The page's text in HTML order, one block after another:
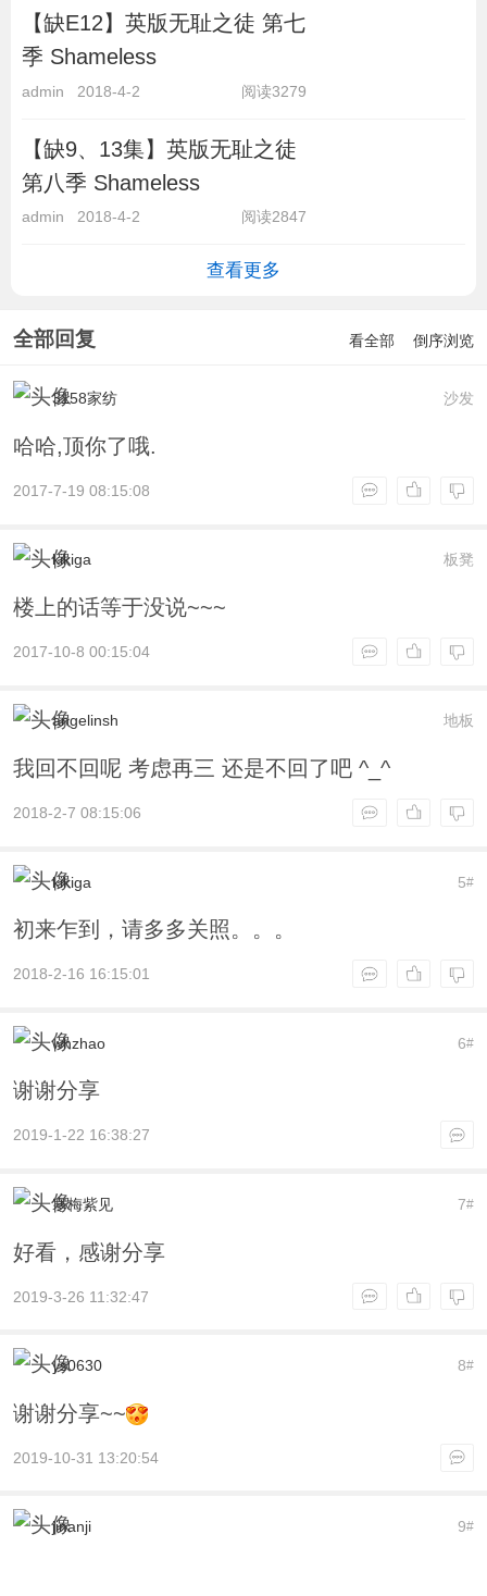
【缺E12】英版无耻之徒 第七
季 Shameless
admin 2018-4-2 阅读3279
【缺9、13集】英版无耻之徒
第八季 Shameless
admin 2018-4-2 阅读2847
查看更多
全部回复 看全部 倒序浏览
沙发
3158家纺
哈哈,顶你了哦.
2017-7-19 08:15:08
板凳
kikiga
楼上的话等于没说~~~
2017-10-8 00:15:04
地板
angelinsh
我回不回呢 考虑再三 还是不回了吧 ^_^
2018-2-7 08:15:06
5#
kikiga
初来乍到，请多多关照。。。
2018-2-16 16:15:01
6#
whzhao
谢谢分享
2019-1-22 16:38:27
7#
寒梅紫见
好看，感谢分享
2019-3-26 11:32:47
8#
ys0630
谢谢分享~~
2019-10-31 13:20:54
9#
jinanji